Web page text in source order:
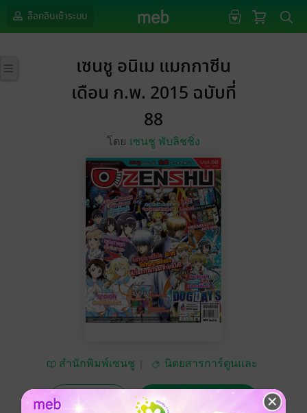
ล็อกอินเข้าระบบ
เซนชู อนิเม แมกกาซีน
เดือน ก.พ. 2015 ฉบับที่
88
โดย เซนชู พับลิชชิ่ง
สำนักพิมพ์เซนชู
นิตยสารการ์ตูนและ
ทดลองอ่าน ซื้อ 35 บาท